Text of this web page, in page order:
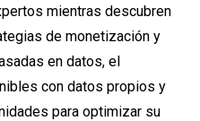
mientras descubren
de monetización y
en datos, el
con datos propios y
para optimizar su